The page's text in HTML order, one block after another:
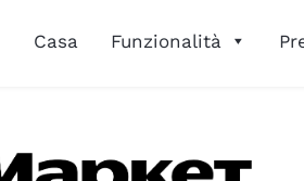
Casa Funzionalità